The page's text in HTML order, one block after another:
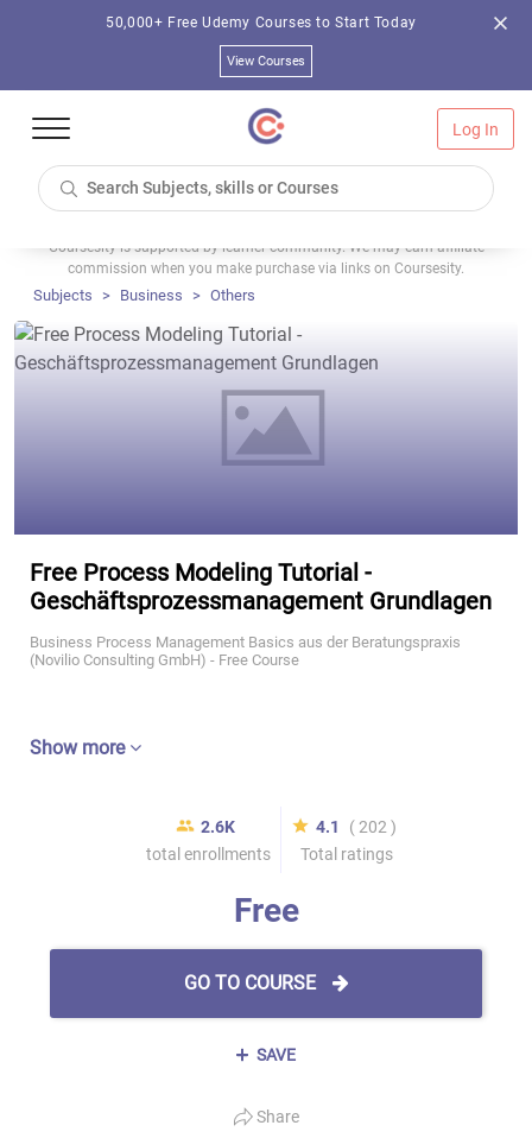
50,000+ Free Udemy Courses to Start Today
View Courses
Log In
Coursesity is supported by learner community. We may earn affiliate
commission when you make purchase via links on Coursesity.
Subjects Business Others
Free Process Modeling Tutorial -
Geschäftsprozessmanagement Grundlagen
Business Process Management Basics aus der Beratungspraxis
(Novilio Consulting GmbH) - Free Course
Show more
2.6K
total enrollments
4.1
( 202 )
Total ratings
Free
GO TO COURSE
SAVE
Share